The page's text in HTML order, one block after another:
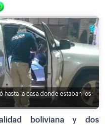
hasta la casa donde estaban los
boliviana y dos